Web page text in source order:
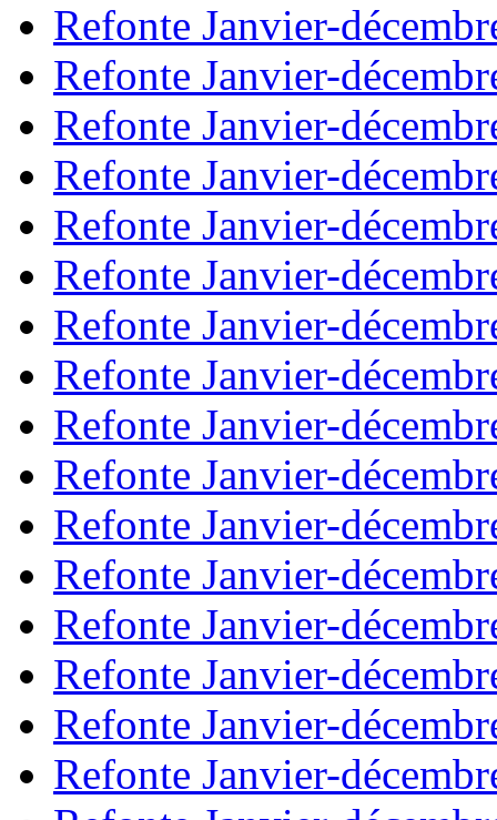
Refonte Janvier-
Refonte Janvier-
Refonte Janvier-
Refonte Janvier-
Refonte Janvier-
Refonte Janvier-
Refonte Janvier-
Refonte Janvier-
Refonte Janvier-
Refonte Janvier-
Refonte Janvier-
Refonte Janvier-
Refonte Janvier-
Refonte Janvier-
Refonte Janvier-
Refonte Janvier-